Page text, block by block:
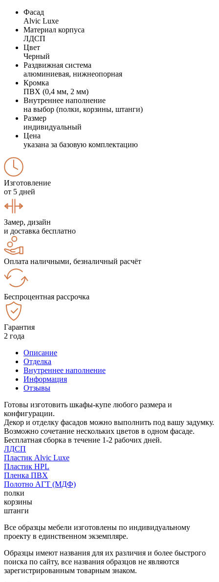
Фасад
Alvic Luxe
Материал корпуса
ЛДСП
Цвет
Черный
Раздвижная система
алюминиевая, нижнеопорная
Кромка
ПВХ (0,4 мм, 2 мм)
Внутреннее наполнение
на выбор (полки, корзины, штанги)
Размер
индивидуальный
Цена
указана за базовую комплектацию
Изготовление
от 5 дней
Замер, дизайн
и доставка бесплатно
Оплата наличными, безналичный расчёт
Беспроцентная рассрочка
Гарантия
2 года
Описание
Отделка
Внутреннее наполнение
Информация
Отзывы
Готовы изготовить шкафы-купе любого размера и
конфигурации.
Декор и отделку фасадов можно выполнить под вашу задумку.
Возможно сочетание нескольких цветов в одном фасаде.
Бесплатная сборка в течение 1-2 рабочих дней.
ЛДСП
Пластик Alvic Luxe
Пластик HPL
Пленка ПВХ
Полотно АГТ (МДФ)
полки
корзины
штанги
Все образцы мебели изготовлены по индивидуальному
проекту в единственном экземпляре.
Образцы имеют названия для их различия и более быстрого
поиска по сайту, все названия образцов не являются
зарегистрированным товарным знаком.